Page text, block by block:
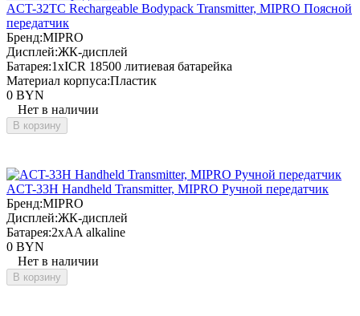
ACT-32TC Rechargeable Bodypack Transmitter, MIPRO Поясной
передатчик
Бренд:MIPRO
Дисплей:ЖК-дисплей
Батарея:1xICR 18500 литиевая батарейка
Материал корпуса:Пластик
0 BYN
Нет в наличии
В корзину
ACT-33H Handheld Transmitter, MIPRO Ручной передатчик
Бренд:MIPRO
Дисплей:ЖК-дисплей
Батарея:2xAA alkaline
0 BYN
Нет в наличии
В корзину